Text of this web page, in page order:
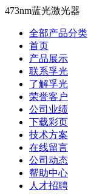
473nm蓝光激光器
全部产品分类
首页
产品展示
联系孚光
了解孚光
荣誉客户
公司业绩
下载彩页
技术方案
在线留言
公司动态
帮助中心
人才招聘